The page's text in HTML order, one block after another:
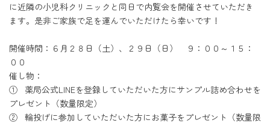
に近隣の小児科クリニックと同日で内覧会を開催させていただき
ます。是非ご家族で足を運んでいただけたら幸いです！
開催時間：６月２８日（土）、２９日（日） ９：００～１５：
００
催し物：
① 薬局公式LINEを登録していただいた方にサンプル詰め合わせを
プレゼント（数量限定）
② 輪投げに参加していただいた方にお菓子をプレゼント（数量限